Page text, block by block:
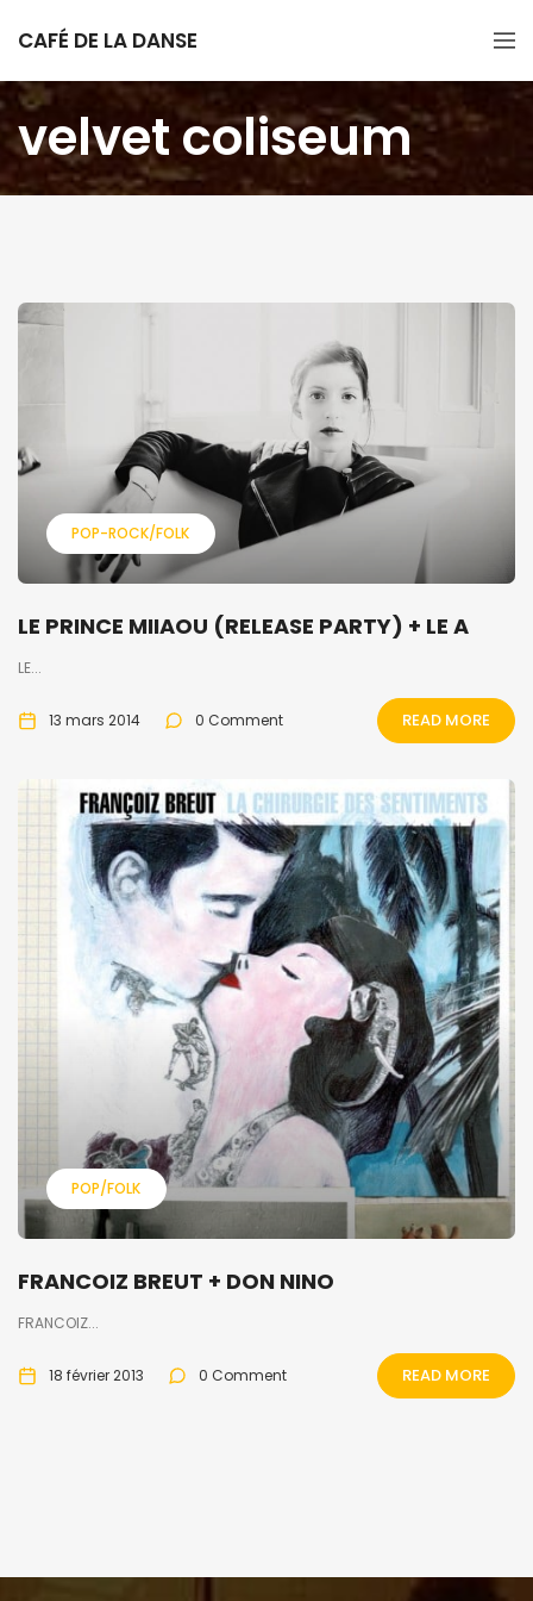
CAFÉ DE LA DANSE
velvet coliseum
POP-ROCK/FOLK
LE PRINCE MIIAOU (RELEASE PARTY) + LE A
LE...
13 mars 2014 0 Comment READ MORE
POP/FOLK
FRANCOIZ BREUT + DON NINO
FRANCOIZ...
18 février 2013 0 Comment READ MORE